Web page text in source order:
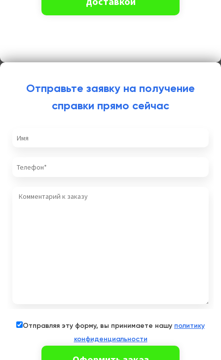
Отправьте заявку на получение
справки прямо сейчас
Отправляя эту форму, вы принимаете нашу политику
конфиденциальности